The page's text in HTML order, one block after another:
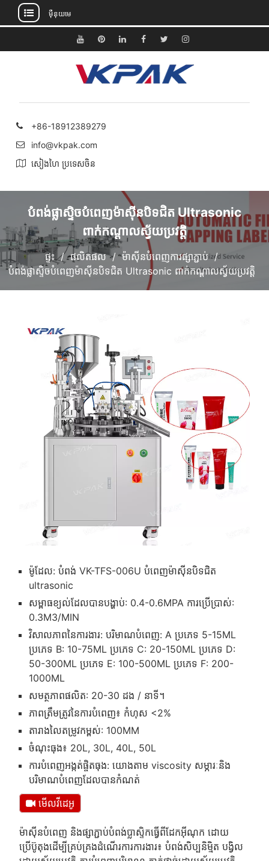
ទៅ
ម៉ឺនុយមេ
យូធូបPinterest
តំណ
ភ្ជាប់
ហ្វេសប៊ុកTwitterInstagram
+86-18912389279
info@vkpak.com
សៀងហៃ ប្រទេសចិន
បំពង់ផ្លាស្ទិចបំពេញម៉ាស៊ីនបិទជិត Ultrasonic
ពាក់កណ្តាលស្វ័យប្រវត្តិ
ផ្ទះ ផលិតផល
ម៉ាស៊ីនបំពេញការផ្សាភ្ជាប់
បំពង់ផ្លាស្ទិចបំពេញម៉ាស៊ីនបិទជិត Ultrasonic ពាក់កណ្តាលស្វ័យប្រវត្តិ
ម៉ូដែល: បំពង់ VK-TFS-006U បំពេញម៉ាស៊ីនបិទជិត
ultrasonic
សម្ពាធខ្យល់ដែលបានបង្ហាប់: 0.4-0.6MPA ការប្រើប្រាស់:
0.3M3/MIN
វិសាលភាពនៃការងារ: បរិមាណបំពេញ: A ប្រភេទ 5-15ML
ប្រភេទ B: 10-75ML ប្រភេទ C: 20-150ML ប្រភេទ D:
50-300ML ប្រភេទ E: 100-500ML ប្រភេទ F: 200-
1000ML
សមត្ថភាពផលិត: 20-30 ដង / នាទី។
ភាពត្រឹមត្រូវនៃការបំពេញ៖ កំហុស <2%
តារាងលៃតម្រូវកម្ពស់: 100MM
ចំណុះធុង៖ 20L, 30L, 40L, 50L
ការបំពេញអង្កត់ផ្ចិតធុង: យោងតាម viscosity សម្ភារៈនិង
បរិមាណបំពេញដែលបានកំណត់
មើលវីដេអូ
ម៉ាស៊ីនបំពេញ និងផ្សាភ្ជាប់បំពង់ប្លាស្ទិកធ្វើពីដែកអ៊ីណុក ដោយ
ប្រើប៊ូតុងដើម្បីគ្រប់គ្រងដំណើរការការងារ៖ បំពង់សិប្បនិម្មិត បង្វិល